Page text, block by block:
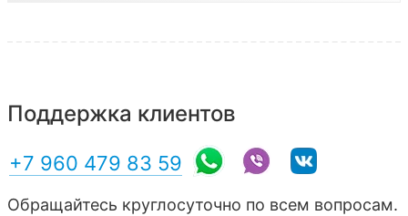
Поддержка клиентов
+7 960 479 83 59
Обращайтесь круглосуточно по всем вопросам.